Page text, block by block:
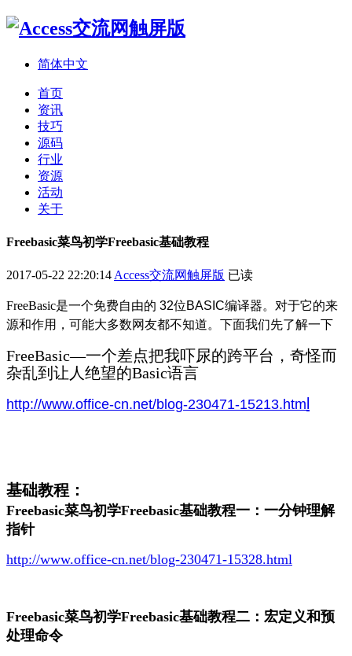
简体中文
首页
资讯
技巧
源码
行业
资源
活动
关于
Freebasic菜鸟初学Freebasic基础教程
2017-05-22 22:20:14 Access交流网触屏版 已读
FreeBasic是一个免费自由的 32位BASIC编译器。对于它的来
源和作用，可能大多数网友都不知道。下面我们先了解一下
FreeBasic—一个差点把我吓尿的跨平台，奇怪而
杂乱到让人绝望的Basic语言
http://www.office-cn.net/blog-230471-15213.htm
基础教程：
Freebasic菜鸟初学Freebasic基础教程一：一分钟理解
指针
http://www.office-cn.net/blog-230471-15328.html
Freebasic菜鸟初学Freebasic基础教程二：宏定义和预
处理命令